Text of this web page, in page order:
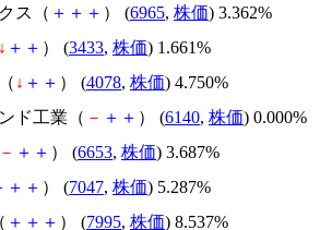
ス（ ＋ ＋ ＋ ） (6965, 株価) 3.362%
↓ ＋ ＋ ） (3433, 株価) 1.661%
↓ ＋ ＋ ） (4078, 株価) 4.750%
ド工業（ － ＋ ＋ ） (6140, 株価) 0.000%
－ ＋ ＋ ） (6653, 株価) 3.687%
＋ ＋ ） (7047, 株価) 5.287%
＋ ＋ ＋ ） (7995, 株価) 8.537%